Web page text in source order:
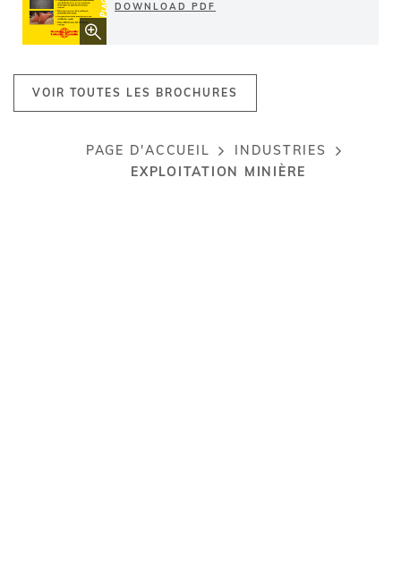
Breadcrumb
PAGE D'ACCUEIL
INDUSTRIES
EXPLOITATION MINIÈRE
VOIR TOUTES LES BROCHURES
DOWNLOAD PDF